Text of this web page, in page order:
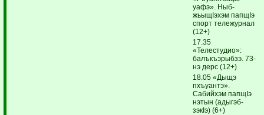
уафэ». Ныб­
жьыщIэхэм папщIэ
спорт тележурнал
(12+)
17.35
«Телестудио»:
балъкъэрыбзэ. 73-
нэ дерс (12+)
18.05 «Дыщэ
пхъуантэ».
Сабийхэм папщIэ
нэтын (адыгэб­
зэкIэ) (6+)